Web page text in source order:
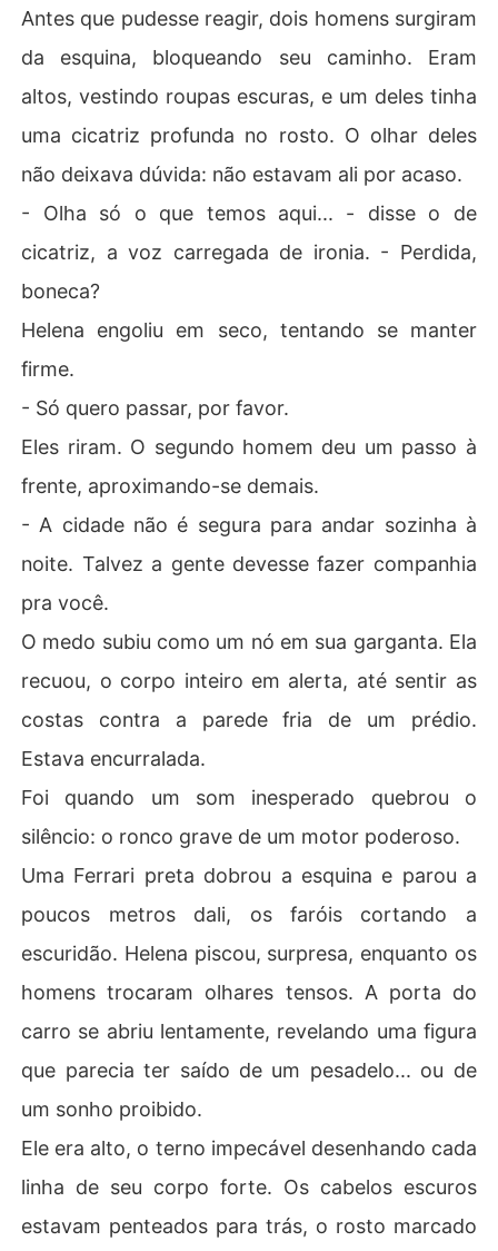
Antes que pudesse reagir, dois homens surgiram
da esquina, bloqueando seu caminho. Eram
altos, vestindo roupas escuras, e um deles tinha
uma cicatriz profunda no rosto. O olhar deles
não deixava dúvida: não estavam ali por acaso.
- Olha só o que temos aqui... - disse o de
cicatriz, a voz carregada de ironia. - Perdida,
boneca?
Helena engoliu em seco, tentando se manter
firme.
- Só quero passar, por favor.
Eles riram. O segundo homem deu um passo à
frente, aproximando-se demais.
- A cidade não é segura para andar sozinha à
noite. Talvez a gente devesse fazer companhia
pra você.
O medo subiu como um nó em sua garganta. Ela
recuou, o corpo inteiro em alerta, até sentir as
costas contra a parede fria de um prédio.
Estava encurralada.
Foi quando um som inesperado quebrou o
silêncio: o ronco grave de um motor poderoso.
Uma Ferrari preta dobrou a esquina e parou a
poucos metros dali, os faróis cortando a
escuridão. Helena piscou, surpresa, enquanto os
homens trocaram olhares tensos. A porta do
carro se abriu lentamente, revelando uma figura
que parecia ter saído de um pesadelo... ou de
um sonho proibido.
Ele era alto, o terno impecável desenhando cada
linha de seu corpo forte. Os cabelos escuros
estavam penteados para trás, o rosto marcado